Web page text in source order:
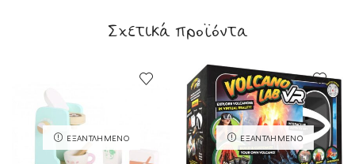
Σχετικά προϊόντα
ΕΞΑΝΤΛΗΜΈΝΟ ΕΞΑΝΤΛΗΜΈΝΟ